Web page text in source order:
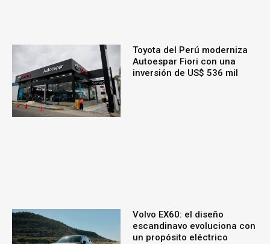
Toyota del Perú moderniza
Autoespar Fiori con una
inversión de US$ 536 mil
Volvo EX60: el diseño
escandinavo evoluciona con
un propósito eléctrico